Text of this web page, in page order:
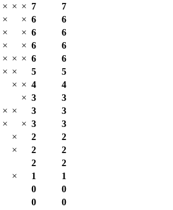
× × × 7
7
× × 6
6
× × 6
6
× × 6
6
× × × 6
6
× × 5
5
× × 4
4
× 3
3
× × 3
3
× × 3
3
× 2
2
× 2
2
2
2
× 1
1
0
0
0 0